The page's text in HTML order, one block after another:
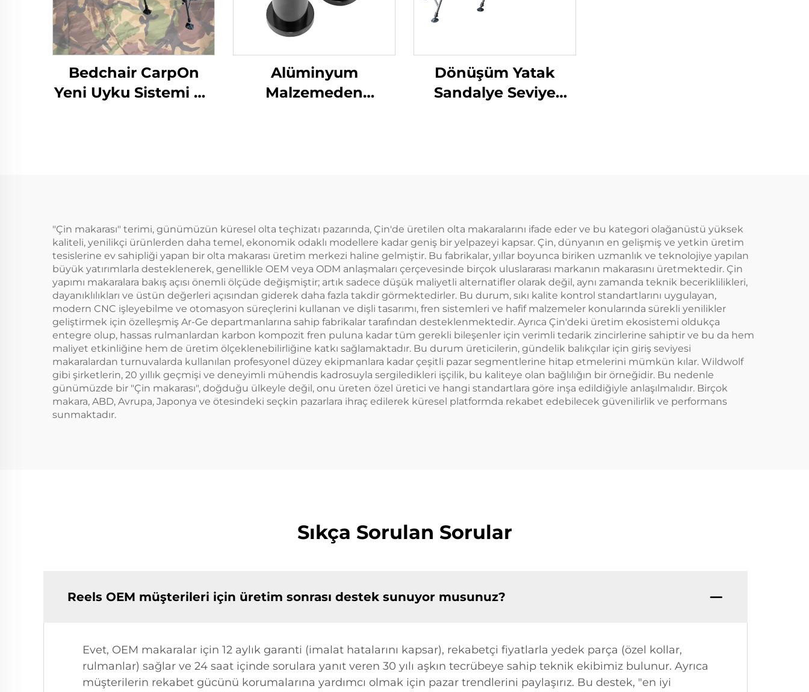
Bedchair CarpOn
Yeni Uyku Sistemi RS
Alüminyum
Malzemeden
Dönüşüm Yatak
Sandalye Seviye
"Çin makarası" terimi, günümüzün küresel olta teçhizatı pazarında, Çin'de üretilen olta makaralarını ifade eder ve bu kategori olağanüstü yüksek
kaliteli, yenilikçi ürünlerden daha temel, ekonomik odaklı modellere kadar geniş bir yelpazeyi kapsar. Çin, dünyanın en gelişmiş ve yetkin üretim
tesislerine ev sahipliği yapan bir olta makarası üretim merkezi haline gelmiştir. Bu fabrikalar, yıllar boyunca biriken uzmanlık ve teknolojiye yapılan
büyük yatırımlarla desteklenerek, genellikle OEM veya ODM anlaşmaları çerçevesinde birçok uluslararası markanın makarasını üretmektedir. Çin
yapımı makaralara bakış açısı önemli ölçüde değişmiştir; artık sadece düşük maliyetli alternatifler olarak değil, aynı zamanda teknik beceriklilikleri,
dayanıklılıkları ve üstün değerleri açısından giderek daha fazla takdir görmektedirler. Bu durum, sıkı kalite kontrol standartlarını uygulayan,
modern CNC işleyebilme ve otomasyon süreçlerini kullanan ve dişli tasarımı, fren sistemleri ve hafif malzemeler konularında sürekli yenilikler
geliştirmek için özelleşmiş Ar-Ge departmanlarına sahip fabrikalar tarafından desteklenmektedir. Ayrıca Çin'deki üretim ekosistemi oldukça
entegre olup, hassas rulmanlardan karbon kompozit fren puluna kadar tüm gerekli bileşenler için verimli tedarik zincirlerine sahiptir ve bu da hem
maliyet etkinliğine hem de üretim ölçeklenebilirliğine katkı sağlamaktadır. Bu durum üreticilerin, gündelik balıkçılar için giriş seviyesi
makaralardan turnuvalarda kullanılan profesyonel düzey ekipmanlara kadar çeşitli pazar segmentlerine hitap etmelerini mümkün kılar. Wildwolf
gibi şirketlerin, 20 yıllık geçmişi ve deneyimli mühendis kadrosuyla sergiledikleri işçilik, bu kaliteye olan bağlılığın bir örneğidir. Bu nedenle
günümüzde bir "Çin makarası", doğduğu ülkeyle değil, onu üreten özel üretici ve hangi standartlara göre inşa edildiğiyle anlaşılmalıdır. Birçok
makara, ABD, Avrupa, Japonya ve ötesindeki seçkin pazarlara ihraç edilerek küresel platformda rekabet edebilecek güvenilirlik ve performans
sunmaktadır.
Sıkça Sorulan Sorular
Reels OEM müşterileri için üretim sonrası destek sunuyor musunuz?
Evet, OEM makaralar için 12 aylık garanti (imalat hatalarını kapsar), rekabetçi fiyatlarla yedek parça (özel kollar,
rulmanlar) sağlar ve 24 saat içinde sorulara yanıt veren 30 yılı aşkın tecrübeye sahip teknik ekibimiz bulunur. Ayrıca
müşterilerin rekabet gücünü korumalarına yardımcı olmak için pazar trendlerini paylaşırız. Bu destek, "en iyi